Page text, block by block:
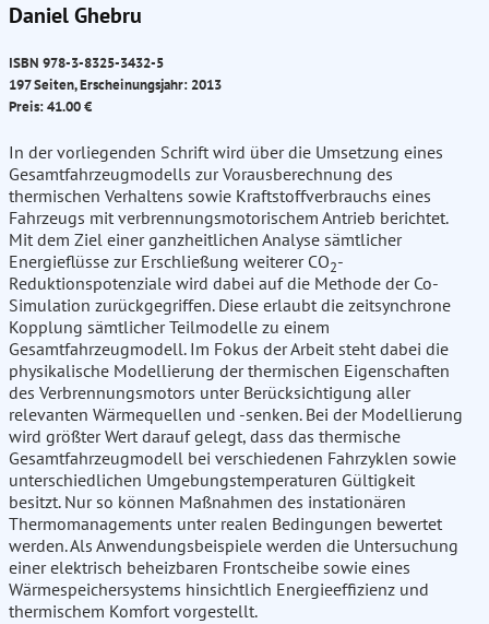
Daniel Ghebru
ISBN 978-3-8325-3432-5
197 Seiten, Erscheinungsjahr: 2013
Preis: 41.00 €
In der vorliegenden Schrift wird über die Umsetzung eines
Gesamtfahrzeugmodells zur Vorausberechnung des
thermischen Verhaltens sowie Kraftstoffverbrauchs eines
Fahrzeugs mit verbrennungsmotorischem Antrieb berichtet.
Mit dem Ziel einer ganzheitlichen Analyse sämtlicher
Energieflüsse zur Erschließung weiterer CO2-
Reduktionspotenziale wird dabei auf die Methode der Co-
Simulation zurückgegriffen. Diese erlaubt die zeitsynchrone
Kopplung sämtlicher Teilmodelle zu einem
Gesamtfahrzeugmodell. Im Fokus der Arbeit steht dabei die
physikalische Modellierung der thermischen Eigenschaften
des Verbrennungsmotors unter Berücksichtigung aller
relevanten Wärmequellen und -senken. Bei der Modellierung
wird größter Wert darauf gelegt, dass das thermische
Gesamtfahrzeugmodell bei verschiedenen Fahrzyklen sowie
unterschiedlichen Umgebungstemperaturen Gültigkeit
besitzt. Nur so können Maßnahmen des instationären
Thermomanagements unter realen Bedingungen bewertet
werden. Als Anwendungsbeispiele werden die Untersuchung
einer elektrisch beheizbaren Frontscheibe sowie eines
Wärmespeichersystems hinsichtlich Energieeffizienz und
thermischem Komfort vorgestellt.